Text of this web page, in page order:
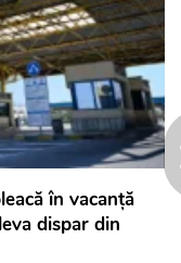
în vacanță
dispar din